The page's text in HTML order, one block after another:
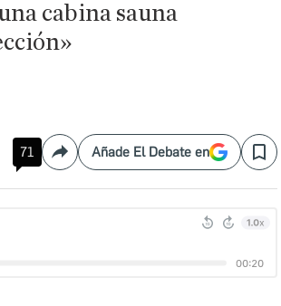
cabina sauna
71 CompartirAñade El Debate en Save